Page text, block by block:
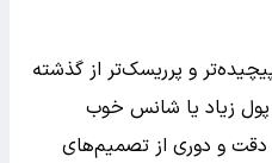
و پرریسک‌تر از گذشته
زیاد یا شانس خوب
دقت و دوری از تصمیم‌های